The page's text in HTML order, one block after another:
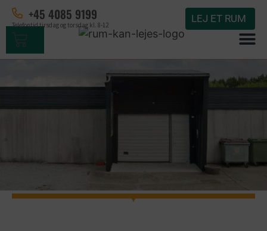
+45 4085 9199
Telefontid tirsdag og torsdag kl. 8-12
LEJ ET RUM